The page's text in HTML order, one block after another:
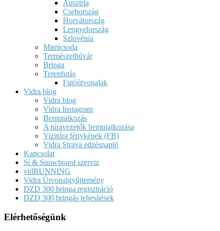
Ausztria
Csehország
Horvátország
Lengyelország
Szlovénia
Mimicsoda
Természetbúvár
Bringa
Terepfutás
Futóútvonalak
Vidra blog
Vidra blog
Vidra Instagram
Bemutatkozás
A túravezetők bemutatkozása
Vizitúra fényképek (FB)
Vidra Strava edzésnapló
Kapcsolat
Sí & Snowboard szerviz
vidRUNNING
Vidra Útvonalgyűjtemény
DZD 300 bringa regisztráció
DZD 300 bringás teljesítések
Elérhetőségünk